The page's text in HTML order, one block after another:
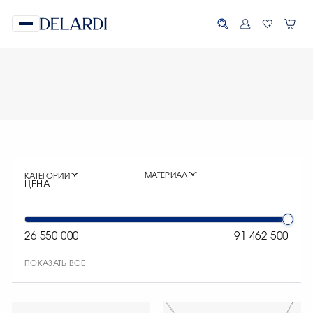
КАТЕГОРИИ МАТЕРИАЛ
ЦЕНА
26 550 000 91 462 500
ПОКАЗАТЬ ВСЕ